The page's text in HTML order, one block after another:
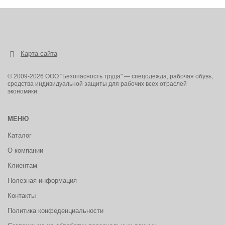
- Мягкий кант из искусственной кожи обеспечивает надежную
Индивидуальная упаковка.
ГОСТ 12.4.137-2001, ГОСТ 28507-99
ТР ТС 019/2011
Карта сайта
© 2009-2026 ООО "Безопасность труда" — спецодежда, рабочая обувь,
средства индивидуальной защиты для рабочих всех отраслей
экономики.
МЕНЮ
Каталог
О компании
Клиентам
Полезная информация
Контакты
Политика конфеденциальности